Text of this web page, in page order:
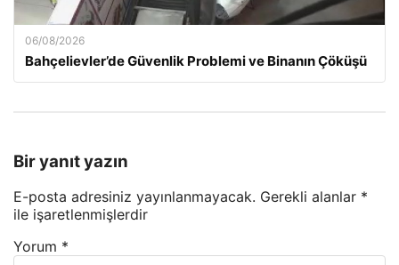
06/08/2026
Bahçelievler’de Güvenlik Problemi ve Binanın Çöküşü
Bir yanıt yazın
E-posta adresiniz yayınlanmayacak. Gerekli alanlar *
ile işaretlenmişlerdir
Yorum *